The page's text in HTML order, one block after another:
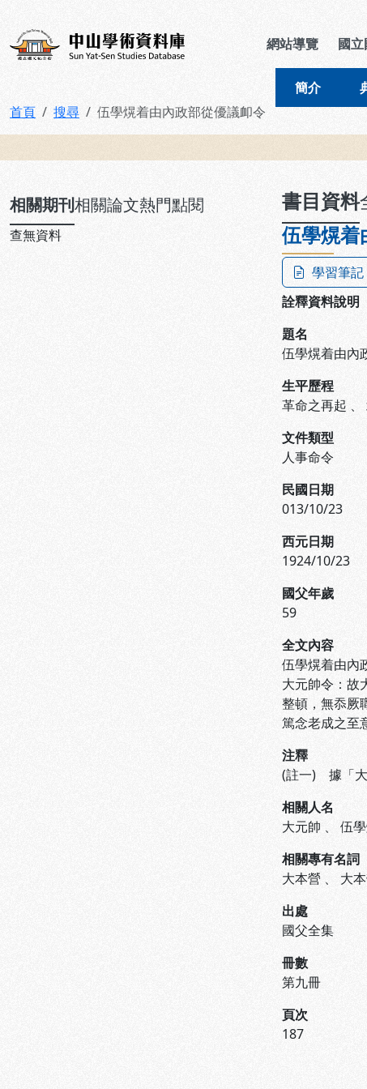
中山學術資料庫 網站導覽 國
簡介
首頁 搜尋 伍學熀着由內政部從優議卹令
相關期刊相關論文熱門點閱
查無資料
書目資料
伍學熀着
學習筆記
詮釋資料說明
題名
伍學熀着由內
生平歷程
革命之再起 、
文件類型
人事命令
民國日期
013/10/23
西元日期
1924/10/23
國父年歲
59
全文內容
伍學熀着由內
大元帥令：故
整頓，無忝厥
篤念老成之至
注釋
(註一) 據「大
相關人名
大元帥 、 伍
相關專有名詞
大本營 、 大
出處
國父全集
冊數
第九冊
頁次
187